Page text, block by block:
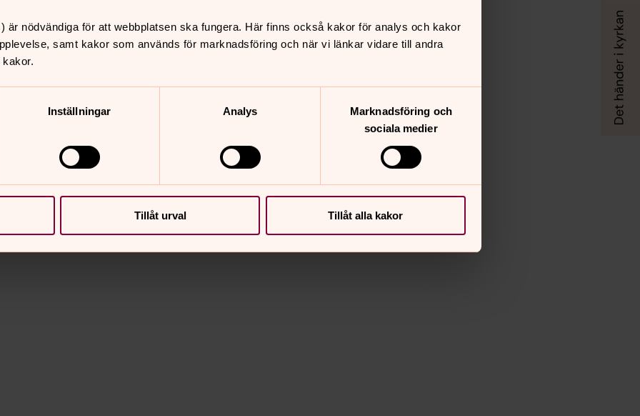
är nödvändiga för att webbplatsen ska fungera. Här finns också kakor för analys och kakor
samt kakor som används för marknadsföring och när vi länkar vidare till andra
Inställningar Analys
Marknadsföring och
sociala medier
Tillåt urval Tillåt alla kakor
till egen bil krävs. Arbetstiden är
stifts domkapitel sker den
september 2026.
e-post:
60. Ansöker gör du senast den 17